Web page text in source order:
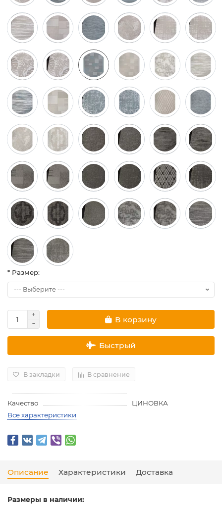
* Размер:
В корзину
Быстрый
В закладки В сравнение
Качество
ЦИНОВКА
Все характеристики
Описание Характеристики Доставка
Размеры в наличии: